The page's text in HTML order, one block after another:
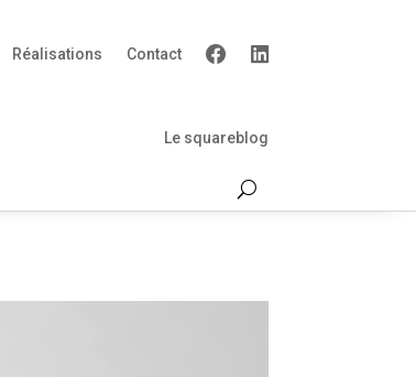
Réalisations Contact
Le squareblog